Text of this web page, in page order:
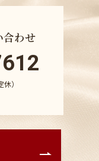
合わせ
）